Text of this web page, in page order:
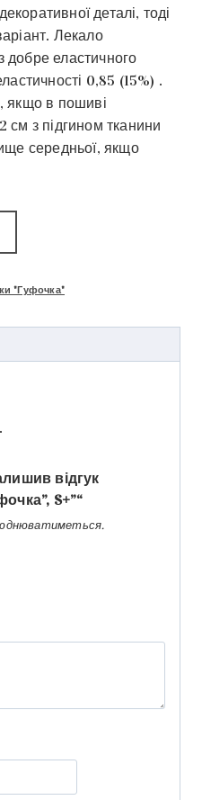
деталі, тоді
Лекало
еластичного
0,85 (15%) .
якщо в пошиві
см з підгином тканини
середньої, якщо
"Гуфочка"
відгук
S+”“